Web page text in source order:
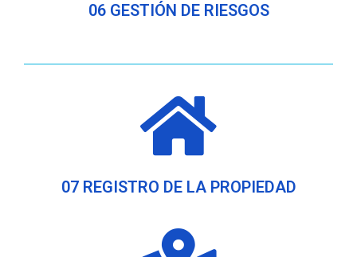
06 GESTIÓN DE RIESGOS
07 REGISTRO DE LA PROPIEDAD